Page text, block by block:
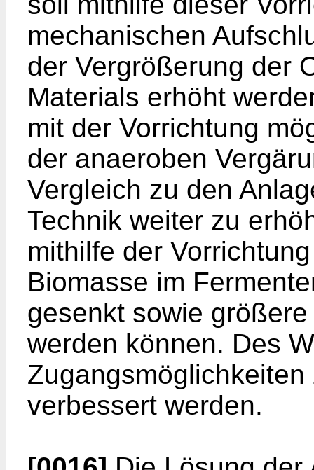
mechanischen
der Vergrößerung der
Materials erhöht
mit der Vorrichtung
der anaeroben
Vergleich zu den
Technik weiter zu
mithilfe der
Biomasse im
gesenkt sowie
werden können. Des
verbessert werden.